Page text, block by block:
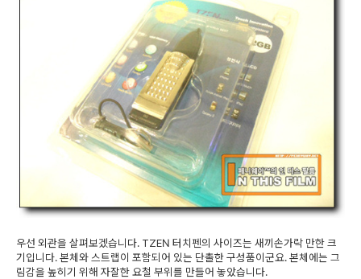
우선 외관을 살펴보겠습니다. TZEN 터치펜의 사이즈는 새끼손가락 만한 크
기입니다. 본체와 스트랩이 포함되어 있는 단촐한 구성품이군요. 본체에는 그
림감을 높히기 위해 자잘한 요철 부위를 만들어 놓았습니다.